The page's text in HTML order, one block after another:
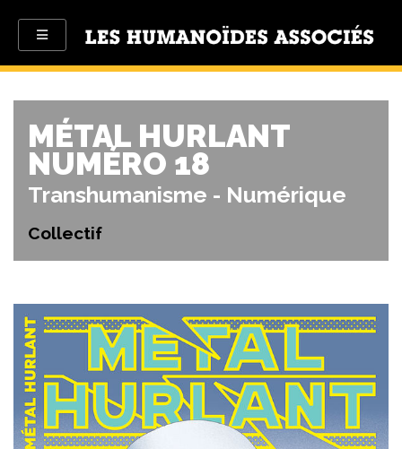
MÉTAL HURLANT
NUMÉRO 18
Transhumanisme - Numérique
Collectif